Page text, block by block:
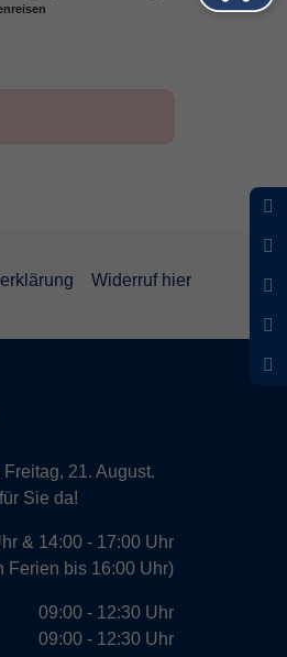
Widerruf hier
21. August.
Sie da!
& 14:00 - 17:00 Uhr
Ferien bis 16:00 Uhr)
09:00 - 12:30 Uhr
09:00 - 12:30 Uhr